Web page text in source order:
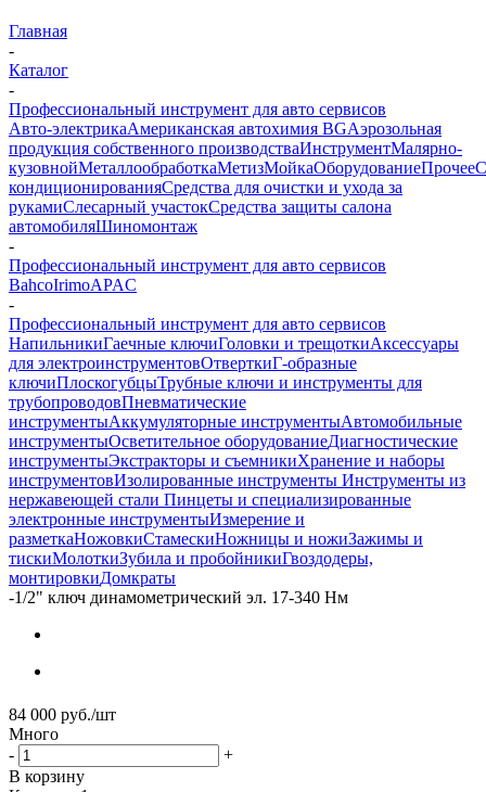
Главная
-
Каталог
-
Профессиональный инструмент для авто сервисов
Авто-электрикаАмериканская автохимия BGАэрозольная
продукция собственного производстваИнструментМалярно-
кузовнойМеталлообработкаМетизМойкаОборудованиеПрочее
кондиционированияСредства для очистки и ухода за
рукамиСлесарный участокСредства защиты салона
автомобиляШиномонтаж
-
Профессиональный инструмент для авто сервисов
BahcoIrimoAPAC
-
Профессиональный инструмент для авто сервисов
НапильникиГаечные ключиГоловки и трещоткиАксессуары
для электроинструментовОтверткиГ-образные
ключиПлоскогубцыТрубные ключи и инструменты для
трубопроводовПневматические
инструментыАккумуляторные инструментыАвтомобильные
инструментыОсветительное оборудованиеДиагностические
инструментыЭкстракторы и съемникиХранение и наборы
инструментовИзолированные инструменты Инструменты из
нержавеющей стали Пинцеты и специализированные
электронные инструментыИзмерение и
разметкаНожовкиСтамескиНожницы и ножиЗажимы и
тискиМолоткиЗубила и пробойникиГвоздодеры,
монтировкиДомкраты
-1/2" ключ динамометрический эл. 17-340 Нм
84 000 руб./шт
Много
-
+
В корзину